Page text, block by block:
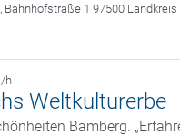
Bahnhofstraße 1 97500
h
Weltkulturerbe
Bamberg.